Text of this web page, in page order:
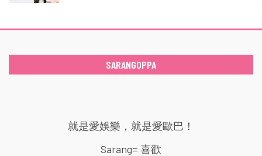
SARANGOPPA
就是愛娛樂，就是愛歐巴！
Sarang= 喜歡